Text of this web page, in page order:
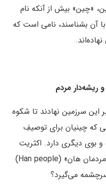
«چین» بیش از آنکه نام
بشناسند، نامی است که
مردم
سرزمین نهادند تا شکوه
که چینیان برای توصیفِ
دیگری دارد. اکثریت
قاطع جمعیت این کشور، خود را «مردمان هان» (Han people)
می‌گیرد؟